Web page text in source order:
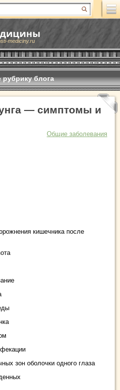
mediciny.ru
блога
— симптомы и
Общие заболевания
кишечника после
зон оболочки одного глаза